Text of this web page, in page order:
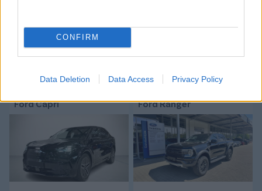
CONFIRM
Data Deletion Data Access Privacy Policy
Autópiac
Ford Capri Ford Ranger